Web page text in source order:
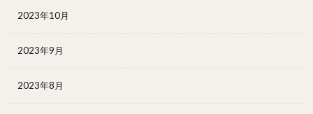
2023年10月
2023年9月
2023年8月